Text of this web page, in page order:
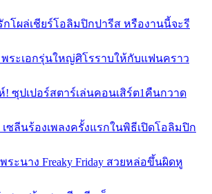
โผล่เชียร์โอลิมปิกปารีส หรืองานนี้จะรี
ระเอกรุ่นใหญ่ศิโรราบให้กับแฟนคราว
! ซุปเปอร์สตาร์เล่นคอนเสิร์ต1คืนกวาด
ซลีนร้องเพลงครั้งแรกในพิธีเปิดโอลิมปิก
ระนาง Freaky Friday สวยหล่อขึ้นผิดหู